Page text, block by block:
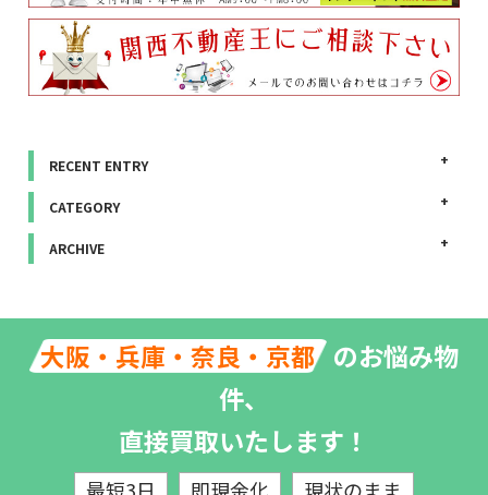
RECENT ENTRY
CATEGORY
ARCHIVE
大阪・兵庫・奈良・京都 のお悩み物
件、
直接買取いたします！